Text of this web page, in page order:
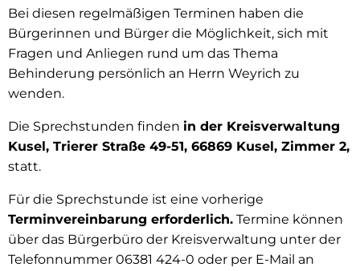
Bei diesen regelmäßigen Terminen haben die
Bürgerinnen und Bürger die Möglichkeit, sich mit
Fragen und Anliegen rund um das Thema
Behinderung persönlich an Herrn Weyrich zu
wenden.
Die Sprechstunden finden in der Kreisverwaltung
Kusel, Trierer Straße 49-51, 66869 Kusel, Zimmer 2,
statt.
Für die Sprechstunde ist eine vorherige
Terminvereinbarung erforderlich. Termine können
über das Bürgerbüro der Kreisverwaltung unter der
Telefonnummer 06381 424-0 oder per E-Mail an